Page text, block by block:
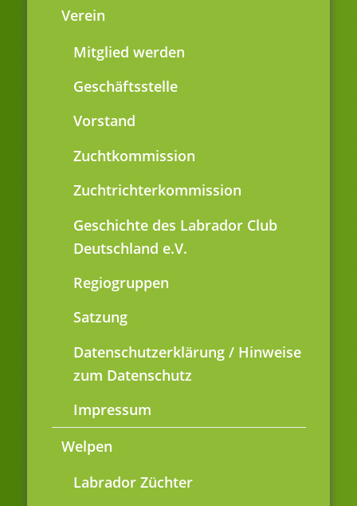
Verein
Mitglied werden
Geschäftsstelle
Vorstand
Zuchtkommission
Zuchtrichterkommission
Geschichte des Labrador Club
Deutschland e.V.
Regiogruppen
Satzung
Datenschutzerklärung / Hinweise
zum Datenschutz
Impressum
Welpen
Labrador Züchter